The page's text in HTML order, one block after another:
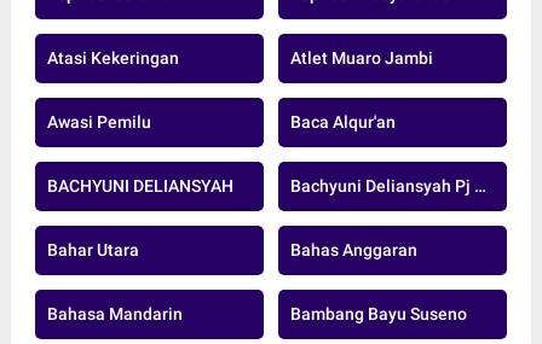
Atasi Kekeringan Atlet Muaro Jambi
Awasi Pemilu Baca Alqur'an
BACHYUNI DELIANSYAH Bachyuni Deliansyah Pj Bupati Muaro Jambi
Bahar Utara Bahas Anggaran
Bahasa Mandarin Bambang Bayu Suseno